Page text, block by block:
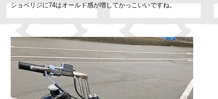
ショベリジに74はオールド感が増してかっこいいですね。